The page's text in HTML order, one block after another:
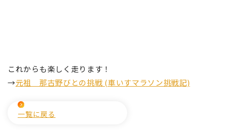
これからも楽しく走ります！
→元祖 那古野びとの挑戦 (車いすマラソン挑戦記)
一覧に戻る